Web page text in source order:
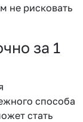
не рисковать
за 1
способа
стать